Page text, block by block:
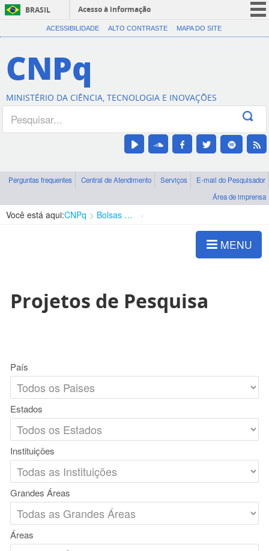
BRASIL
Acesso à informação
CORONAVÍRUS (COVID-19)
Canais
ACESSIBILIDADE ALTO CONTRASTE MAPA DO SITE
CNPq
MINISTÉRIO DA CIÊNCIA, TECNOLOGIA E INOVAÇÕES
Perguntas frequentes Central de Atendimento Serviços
E-mail do Pesquisador
Área de imprensa
Você está aqui:CNPq Bolsas e Auxílios Vigentes
MENU
Projetos de Pesquisa
País
Estados
Instituições
Grandes Áreas
Áreas